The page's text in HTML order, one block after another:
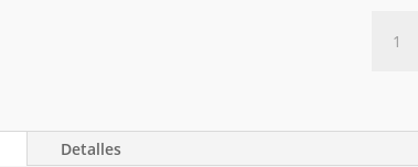
page
Detalles